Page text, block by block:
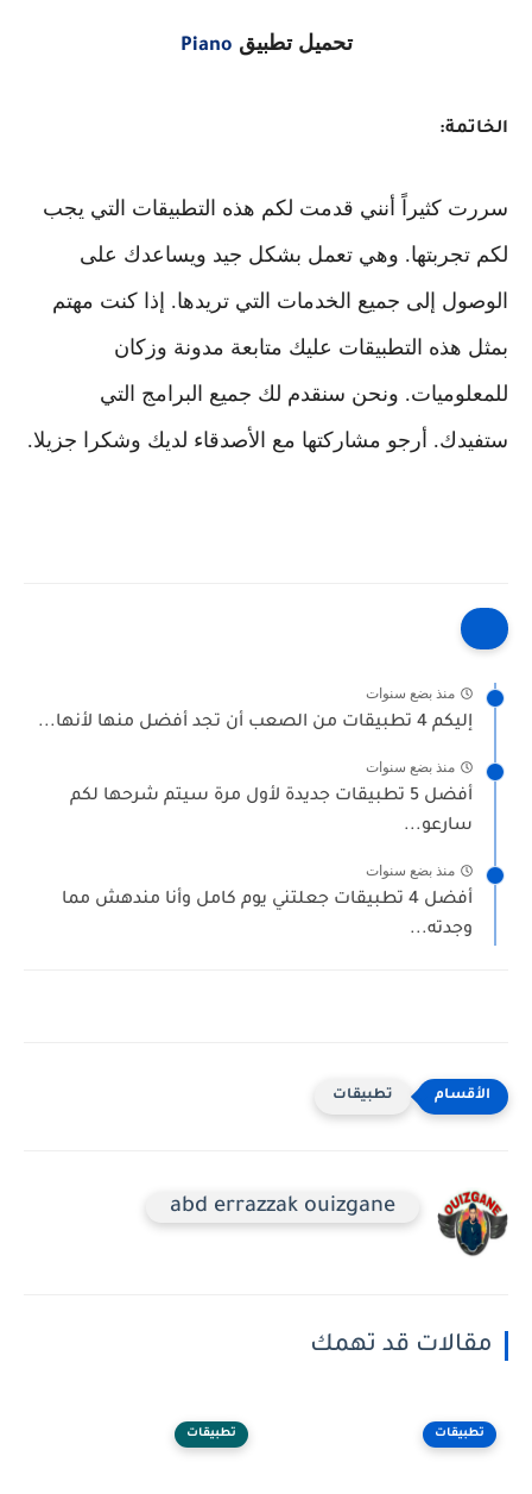
تحميل تطبيق Piano
الخاتمة:
سررت كثيراً أنني قدمت لكم هذه التطبيقات التي يجب
لكم تجربتها. وهي تعمل بشكل جيد ويساعدك على
الوصول إلى جميع الخدمات التي تريدها. إذا كنت مهتم
بمثل هذه التطبيقات عليك متابعة مدونة وزكان
للمعلوميات. ونحن سنقدم لك جميع البرامج التي
ستفيدك. أرجو مشاركتها مع الأصدقاء لديك وشكرا جزيلا.
منذ بضع سنوات
إليكم 4 تطبيقات من الصعب أن تجد أفضل منها لأنها...
منذ بضع سنوات
أفضل 5 تطبيقات جديدة لأول مرة سيتم شرحها لكم
سارعو...
منذ بضع سنوات
أفضل 4 تطبيقات جعلتني يوم كامل وأنا مندهش مما
وجدته...
تطبيقات
abd errazzak ouizgane
مقالات قد تهمك
تطبيقات تطبيقات